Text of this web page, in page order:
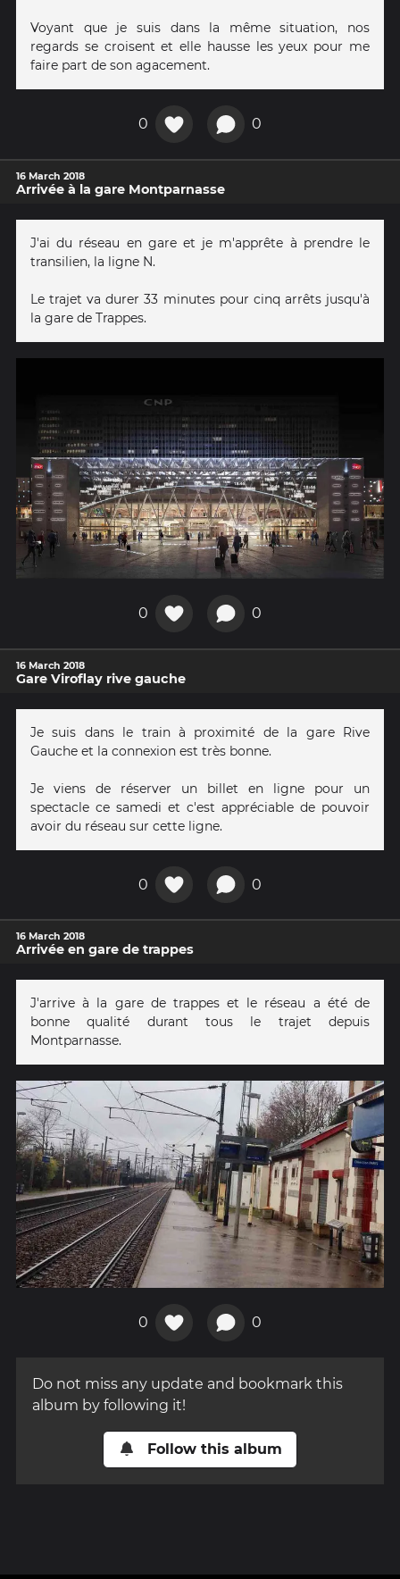
Voyant que je suis dans la même situation, nos
regards se croisent et elle hausse les yeux pour me
faire part de son agacement.
0 0
16 March 2018
Arrivée à la gare Montparnasse
J'ai du réseau en gare et je m'apprête à prendre le
transilien, la ligne N.
Le trajet va durer 33 minutes pour cinq arrêts jusqu'à
la gare de Trappes.
0 0
16 March 2018
Gare Viroflay rive gauche
Je suis dans le train à proximité de la gare Rive
Gauche et la connexion est très bonne.
Je viens de réserver un billet en ligne pour un
spectacle ce samedi et c'est appréciable de pouvoir
avoir du réseau sur cette ligne.
0 0
16 March 2018
Arrivée en gare de trappes
J'arrive à la gare de trappes et le réseau a été de
bonne qualité durant tous le trajet depuis
Montparnasse.
0 0
Do not miss any update and bookmark this
album by following it!
Follow this album